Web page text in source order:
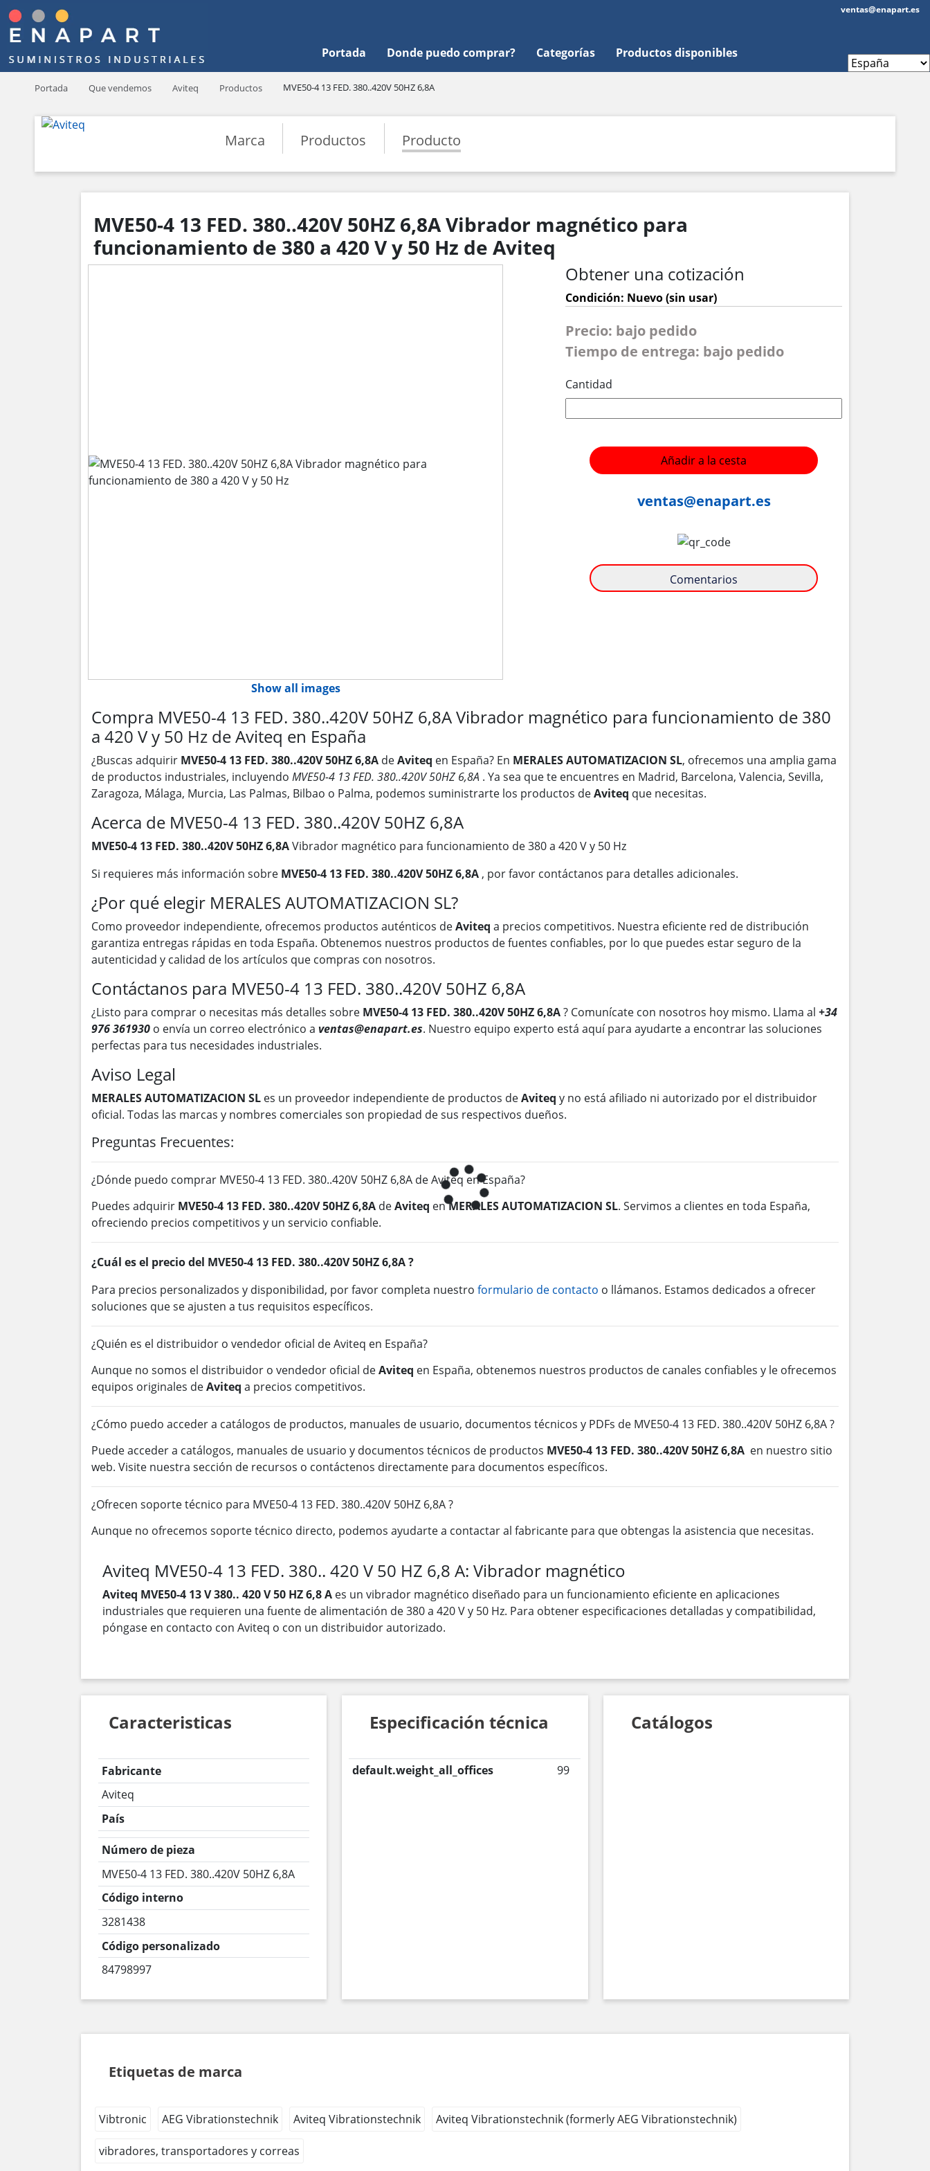
Portada Donde puedo comprar? Categorías Productos disponibles
ventas@enapart.es
Portada Que vendemos Aviteq Productos MVE50-4 13 FED. 380..420V 50HZ 6,8A
Marca Productos Producto
MVE50-4 13 FED. 380..420V 50HZ 6,8A Vibrador magnético para
funcionamiento de 380 a 420 V y 50 Hz de Aviteq
Show all images
Obtener una cotización
Condición: Nuevo (sin usar)
Precio: bajo pedido
Tiempo de entrega: bajo pedido
Cantidad
Añadir a la cesta
ventas@enapart.es
Comentarios
Compra MVE50-4 13 FED. 380..420V 50HZ 6,8A Vibrador magnético para funcionamiento de 380
a 420 V y 50 Hz de Aviteq en España
¿Buscas adquirir MVE50-4 13 FED. 380..420V 50HZ 6,8A deAviteq en España? En MERALES AUTOMATIZACION SL, ofrecemos una amplia gama
de productos industriales, incluyendo MVE50-4 13 FED. 380..420V 50HZ 6,8A . Ya sea que te encuentres en Madrid, Barcelona, Valencia, Sevilla,
Zaragoza, Málaga, Murcia, Las Palmas, Bilbao o Palma, podemos suministrarte los productos deAviteq que necesitas.
Acerca de MVE50-4 13 FED. 380..420V 50HZ 6,8A
MVE50-4 13 FED. 380..420V 50HZ 6,8AVibrador magnético para funcionamiento de 380 a 420 V y 50 Hz
Si requieres más información sobre MVE50-4 13 FED. 380..420V 50HZ 6,8A , por favor contáctanos para detalles adicionales.
¿Por qué elegir MERALES AUTOMATIZACION SL?
Como proveedor independiente, ofrecemos productos auténticos deAviteq a precios competitivos. Nuestra eficiente red de distribución
garantiza entregas rápidas en toda España. Obtenemos nuestros productos de fuentes confiables, por lo que puedes estar seguro de la
autenticidad y calidad de los artículos que compras con nosotros.
Contáctanos para MVE50-4 13 FED. 380..420V 50HZ 6,8A
¿Listo para comprar o necesitas más detalles sobre MVE50-4 13 FED. 380..420V 50HZ 6,8A? Comunícate con nosotros hoy mismo. Llama al +34
976 361930 o envía un correo electrónico a ventas@enapart.es. Nuestro equipo experto está aquí para ayudarte a encontrar las soluciones
perfectas para tus necesidades industriales.
Aviso Legal
MERALES AUTOMATIZACION SL es un proveedor independiente de productos deAviteq y no está afiliado ni autorizado por el distribuidor
oficial. Todas las marcas y nombres comerciales son propiedad de sus respectivos dueños.
Preguntas Frecuentes:
¿Dónde puedo comprar MVE50-4 13 FED. 380..420V 50HZ 6,8A de Aviteq en España?
Puedes adquirir MVE50-4 13 FED. 380..420V 50HZ 6,8A deAviteq enMERALES AUTOMATIZACION SL. Servimos a clientes en toda España,
ofreciendo precios competitivos y un servicio confiable.
¿Cuál es el precio del MVE50-4 13 FED. 380..420V 50HZ 6,8A ?
Para precios personalizados y disponibilidad, por favor completa nuestro formulario de contacto o llámanos. Estamos dedicados a ofrecer
soluciones que se ajusten a tus requisitos específicos.
¿Quién es el distribuidor o vendedor oficial de Aviteq en España?
Aunque no somos el distribuidor o vendedor oficial deAviteq en España, obtenemos nuestros productos de canales confiables y le ofrecemos
equipos originales deAviteq a precios competitivos.
¿Cómo puedo acceder a catálogos de productos, manuales de usuario, documentos técnicos y PDFs de MVE50-4 13 FED. 380..420V 50HZ 6,8A ?
Puede acceder a catálogos, manuales de usuario y documentos técnicos de productos MVE50-4 13 FED. 380..420V 50HZ 6,8A en nuestro sitio
web. Visite nuestra sección de recursos o contáctenos directamente para documentos específicos.
¿Ofrecen soporte técnico para MVE50-4 13 FED. 380..420V 50HZ 6,8A ?
Aunque no ofrecemos soporte técnico directo, podemos ayudarte a contactar al fabricante para que obtengas la asistencia que necesitas.
Aviteq MVE50-4 13 FED. 380.. 420 V 50 HZ 6,8 A: Vibrador magnético
Aviteq MVE50-4 13 V 380.. 420 V 50 HZ 6,8 A es un vibrador magnético diseñado para un funcionamiento eficiente en aplicaciones
industriales que requieren una fuente de alimentación de 380 a 420 V y 50 Hz. Para obtener especificaciones detalladas y compatibilidad,
póngase en contacto con Aviteq o con un distribuidor autorizado.
Caracteristicas
Fabricante
Aviteq
País
Número de pieza
MVE50-4 13 FED. 380..420V 50HZ 6,8A
Código interno
3281438
Código personalizado
84798997
Especificación técnica
default.weight_all_offices 99
Catálogos
Etiquetas de marca
Vibtronic AEG Vibrationstechnik Aviteq Vibrationstechnik Aviteq Vibrationstechnik (formerly AEG Vibrationstechnik)
vibradores, transportadores y correas